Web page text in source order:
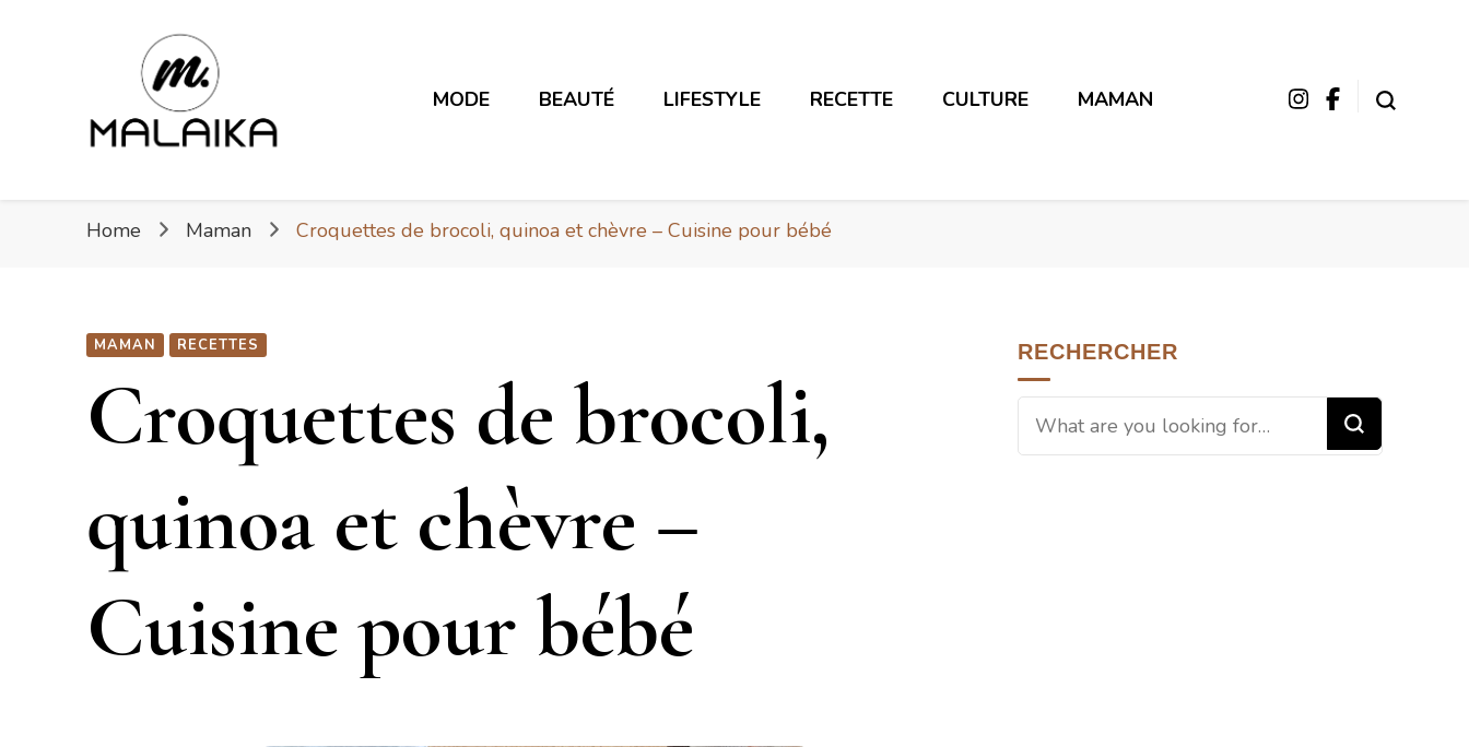
Malaika
MODE BEAUTÉ LIFESTYLE RECETTE CULTURE MAMAN
Home Maman Croquettes de brocoli, quinoa et chèvre – Cuisine pour bébé
MAMAN RECETTES
Croquettes de brocoli,
quinoa et chèvre –
Cuisine pour bébé
RECHERCHER